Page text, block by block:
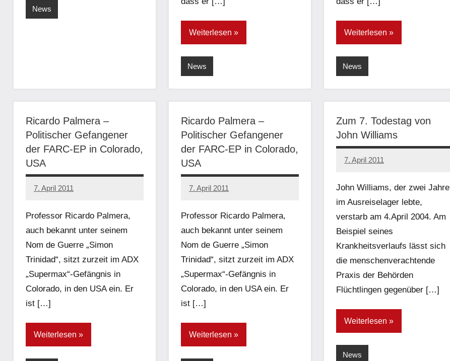
News
Weiterlesen
News
Weiterlesen
News
Ricardo Palmera –
Politischer Gefangener
der FARC-EP in Colorado,
USA
7. April 2011
admin
Professor Ricardo Palmera,
auch bekannt unter seinem
Nom de Guerre „Simon
Trinidad“, sitzt zurzeit im ADX
„Supermax“-Gefängnis in
Colorado, in den USA ein. Er
ist […]
Weiterlesen
Ricardo Palmera –
Politischer Gefangener
der FARC-EP in Colorado,
USA
7. April 2011
admin
Professor Ricardo Palmera,
auch bekannt unter seinem
Nom de Guerre „Simon
Trinidad“, sitzt zurzeit im ADX
„Supermax“-Gefängnis in
Colorado, in den USA ein. Er
ist […]
Weiterlesen
Zum 7. Todestag von
John Williams
7. April 2011
admin
John Williams, der zwei Jahre
im Ausreiselager lebte,
verstarb am 4.April 2004. Am
Beispiel seines
Krankheitsverlaufs lässt sich
die menschenverachtende
Praxis der Behörden
Flüchtlingen gegenüber […]
Weiterlesen
News